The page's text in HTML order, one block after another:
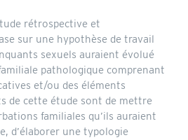
rétrospective et
sur une hypothèse de travail
sexuels auraient évolué
pathologique comprenant
et/ou des éléments
de cette étude sont de mettre
familiales qu’ils auraient
d’élaborer une typologie